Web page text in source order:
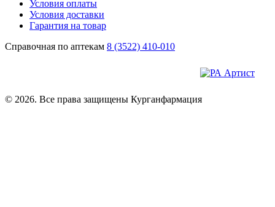
Условия оплаты
Условия доставки
Гарантия на товар
Справочная по аптекам 8 (3522) 410-010
© 2026. Все права защищены Курганфармация